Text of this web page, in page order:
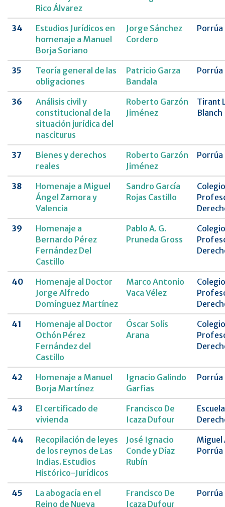
Rico Álvarez
34
Estudios Jurídicos en
homenaje a Manuel
Borja Soriano
Jorge Sánchez
Cordero
Porrúa
35
Teoría general de las
obligaciones
Patricio Garza
Bandala
Porrúa
36
Análisis civil y
constitucional de la
situación jurídica del
nasciturus
Roberto Garzón
Jiménez
Tirant
Blanch
37
Bienes y derechos
reales
Roberto Garzón
Jiménez
Porrúa
38
Homenaje a Miguel
Ángel Zamora y
Valencia
Sandro García
Rojas Castillo
39
Homenaje a
Bernardo Pérez
Fernández Del
Castillo
Pablo A. G.
Pruneda Gross
40
Homenaje al Doctor
Jorge Alfredo
Domínguez Martínez
Marco Antonio
Vaca Vélez
41
Homenaje al Doctor
Othón Pérez
Fernández del
Castillo
Óscar Solís
Arana
42
Homenaje a Manuel
Borja Martínez
Ignacio Galindo
Garfias
Porrúa
43
El certificado de
vivienda
Francisco De
Icaza Dufour
44
Recopilación de leyes
de los reynos de Las
Indias. Estudios
Histórico-Jurídicos
José Ignacio
Conde y Díaz
Rubín
Miguel
Porrúa
45
La abogacía en el
Reino de Nueva
Francisco De
Icaza Dufour
Porrúa